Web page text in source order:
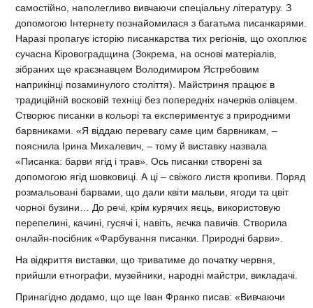
самостійно, наполегливо вивчаючи спеціальну літературу. З
допомогою Інтернету познайомилася з багатьма писанкарями.
Наразі пропагує історію писанкарства тих регіонів, що охоплює
сучасна Кіровоградщина (Зокрема, на основі матеріалів,
зібраних ще краєзнавцем Володимиром Ястребовим
наприкінці позаминулого століття). Майстриня працює в
традиційній восковій техніці без попередніх начерків олівцем.
Створює писанки в кольорі та експериментує з природними
барвниками. «Я віддаю перевагу саме цим барвникам, –
пояснила Ірина Михалевич, – тому й виставку назвала
«Писанка: барви ягід і трав». Ось писанки створені за
допомогою ягід шовковиці. А ці – свіжого листя кропиви. Поряд
розмальовані барвами, що дали квіти мальви, ягоди та цвіт
чорної бузини… До речі, крім курячих яєць, використовую
перепелині, качині, гусячі і, навіть, яєчка павичів. Створила
онлайн-посібник «Фарбування писанки. Природні барви».
На відкриття виставки, що триватиме до початку червня,
прийшли етнографи, музейники, народні майстри, викладачі.
Принагідно додамо, що ще Іван Франко писав: «Вивчаючи